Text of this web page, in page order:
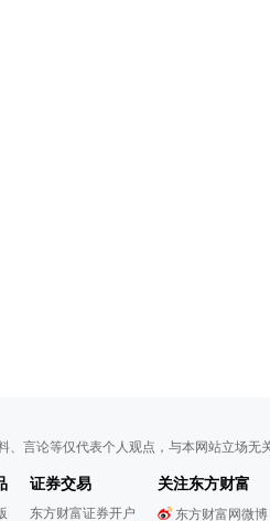
、言论等仅代表个人观点，与本网站立场
证券交易
东方财富证券开户
关注东方财富
东方财富网微博